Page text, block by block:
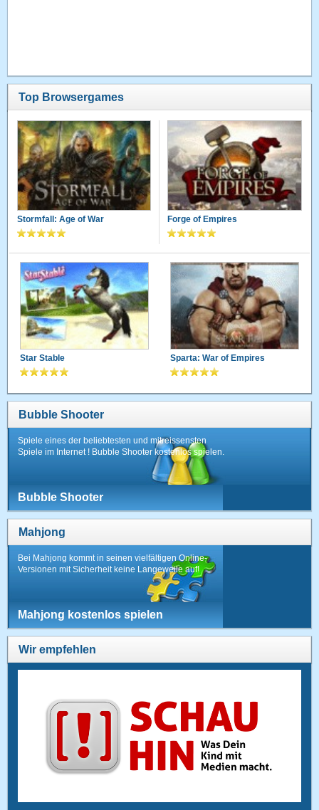
Top Browsergames
Stormfall: Age of War Forge of Empires
Star Stable Sparta: War of Empires
Bubble Shooter
Spiele eines der beliebtesten und mitreissensten
Spiele im Internet ! Bubble Shooter kostenlos spielen.
Bubble Shooter
Mahjong
Bei Mahjong kommt in seinen vielfältigen Online-
Versionen mit Sicherheit keine Langeweile auf!
Mahjong kostenlos spielen
Wir empfehlen